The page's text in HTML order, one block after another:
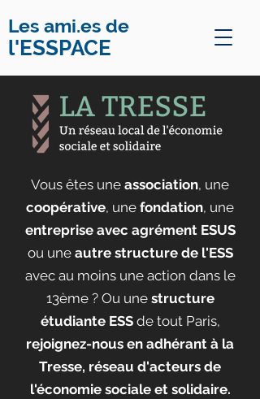
Les ami.es de
l'ESSPACE
Vous êtes une association, une
coopérative, une fondation, une
entreprise avec agrément ESUS
ou une autre structure de l'ESS
avec au moins une action dans le
13ème ? Ou une structure
étudiante ESSde tout Paris,
rejoignez-nous en adhérant à la
Tresse, réseau d'acteurs de
l'économie sociale et solidaire.